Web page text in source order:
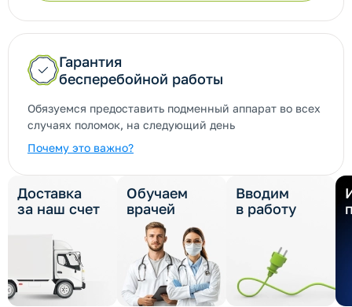
Гарантия
бесперебойной работы
Обязуемся предоставить подменный аппарат во всех
случаях поломок, на следующий день
Почему это важно?
Доставка
за наш счет
Обучаем
врачей
Вводим
в работу